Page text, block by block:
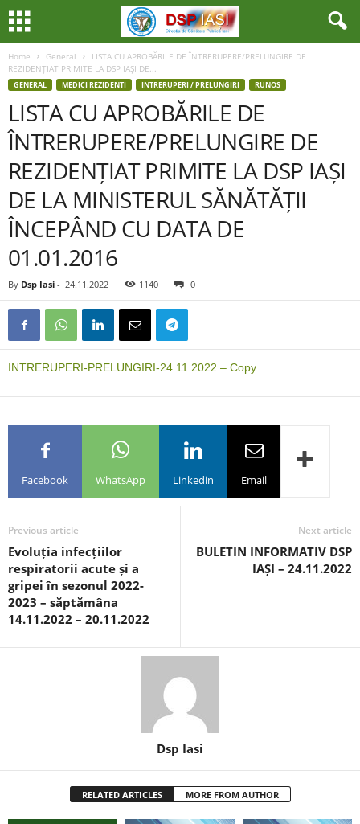
Home General
LISTA CU APROBĂRILE DE ÎNTRERUPERE/PRELUNGIRE DE
REZIDENȚIAT PRIMITE LA DSP IAȘI DE...
GENERAL MEDICI REZIDENTI INTRERUPERI / PRELUNGIRI RUNOS
LISTA CU APROBĂRILE DE
ÎNTRERUPERE/PRELUNGIRE DE
REZIDENȚIAT PRIMITE LA DSP IAȘI
DE LA MINISTERUL SĂNĂTĂȚII
ÎNCEPÂND CU DATA DE
01.01.2016
By Dsp Iasi - 24.11.2022 1140 0
INTRERUPERI-PRELUNGIRI-24.11.2022 – Copy
Facebook WhatsApp Linkedin Email
Previous article
Evoluția infecțiilor
respiratorii acute și a
gripei în sezonul 2022-
2023 – săptămâna
14.11.2022 – 20.11.2022
Next article
BULETIN INFORMATIV DSP
IAȘI – 24.11.2022
Dsp Iasi
RELATED ARTICLES MORE FROM AUTHOR